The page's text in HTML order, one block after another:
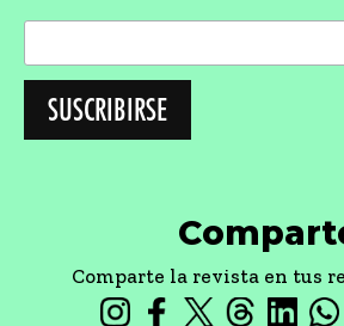
Comparte la revista en tus